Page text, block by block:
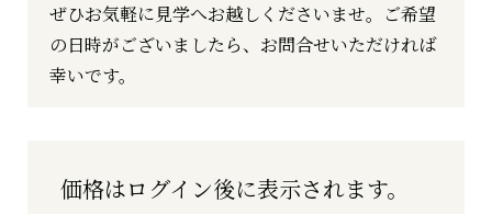
ぜひお気軽に見学へお越しくださいませ。ご希望
の日時がございましたら、お問合せいただければ
幸いです。
価格はログイン後に表示されます。